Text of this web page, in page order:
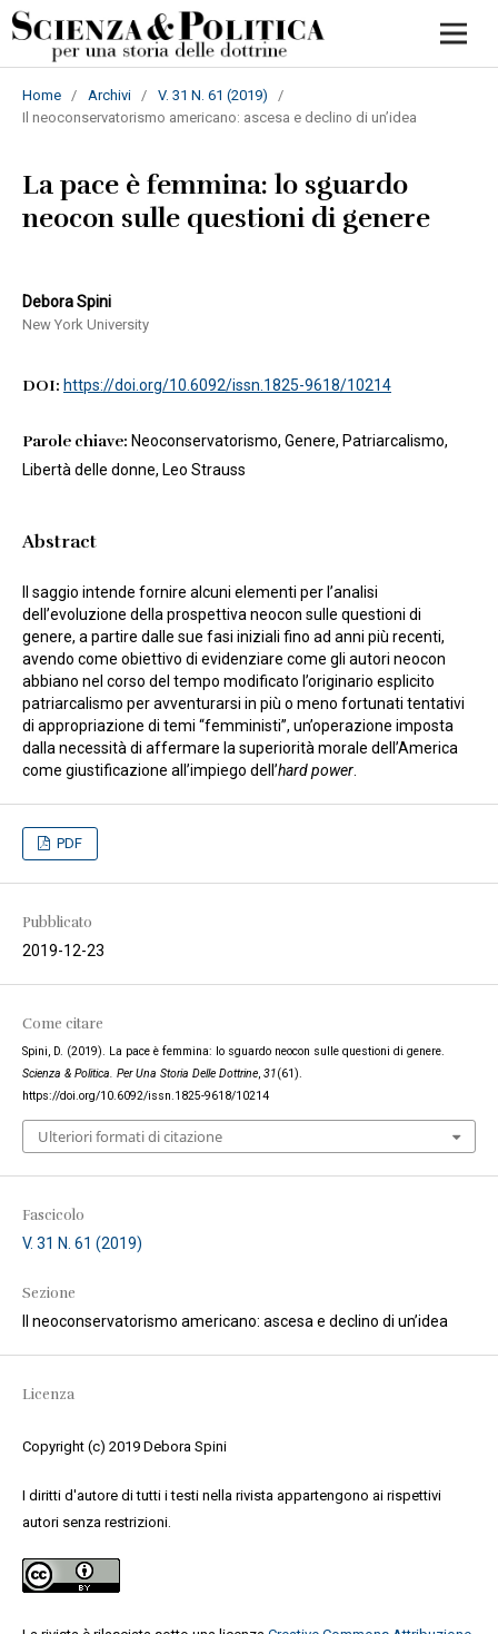
Home / Archivi / V. 31 N. 61 (2019)
/
Il neoconservatorismo americano: ascesa e declino di un’idea
La pace è femmina: lo sguardo
neocon sulle questioni di genere
Debora Spini
New York University
DOI: https://doi.org/10.6092/issn.1825-9618/10214
Parole chiave: Neoconservatorismo, Genere, Patriarcalismo,
Libertà delle donne, Leo Strauss
Abstract
Il saggio intende fornire alcuni elementi per l’analisi
dell’evoluzione della prospettiva neocon sulle questioni di
genere, a partire dalle sue fasi iniziali fino ad anni più recenti,
avendo come obiettivo di evidenziare come gli autori neocon
abbiano nel corso del tempo modificato l’originario esplicito
patriarcalismo per avventurarsi in più o meno fortunati tentativi
di appropriazione di temi “femministi”, un’operazione imposta
dalla necessità di affermare la superiorità morale dell’America
come giustificazione all’impiego dell’hard power.
PDF
Pubblicato
2019-12-23
Come citare
Spini, D. (2019). La pace è femmina: lo sguardo neocon sulle questioni di genere.
Scienza & Politica. Per Una Storia Delle Dottrine, 31(61).
https://doi.org/10.6092/issn.1825-9618/10214
Ulteriori formati di citazione
Fascicolo
V. 31 N. 61 (2019)
Sezione
Il neoconservatorismo americano: ascesa e declino di un’idea
Licenza
Copyright (c) 2019 Debora Spini
I diritti d'autore di tutti i testi nella rivista appartengono ai rispettivi
autori senza restrizioni.